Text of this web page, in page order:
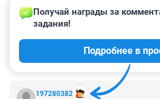
Гость
Если бы приехал ШАМАН, а это не
197280382
Получай награды за
задания!
Подробнее в